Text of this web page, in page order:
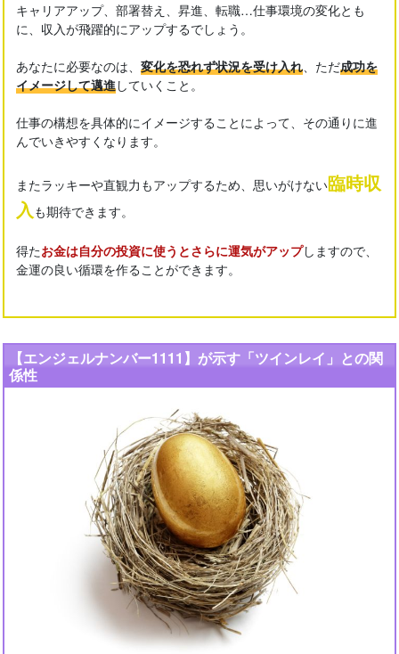
キャリアアップ、部署替え、昇進、転職…仕事環境の変化とも
に、収入が飛躍的にアップするでしょう。
あなたに必要なのは、変化を恐れず状況を受け入れ、ただ成功を
イメージして邁進していくこと。
仕事の構想を具体的にイメージすることによって、その通りに進
んでいきやすくなります。
またラッキーや直観力もアップするため、思いがけない臨時収
入も期待できます。
得たお金は自分の投資に使うとさらに運気がアップしますので、
金運の良い循環を作ることができます。
【エンジェルナンバー1111】が示す「ツインレイ」との関
係性